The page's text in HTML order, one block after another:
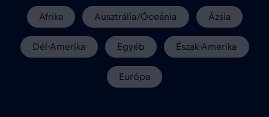
Afrika Ausztrália/Óceánia Ázsia
Dél-Amerika Egyéb Észak-Amerika
Európa